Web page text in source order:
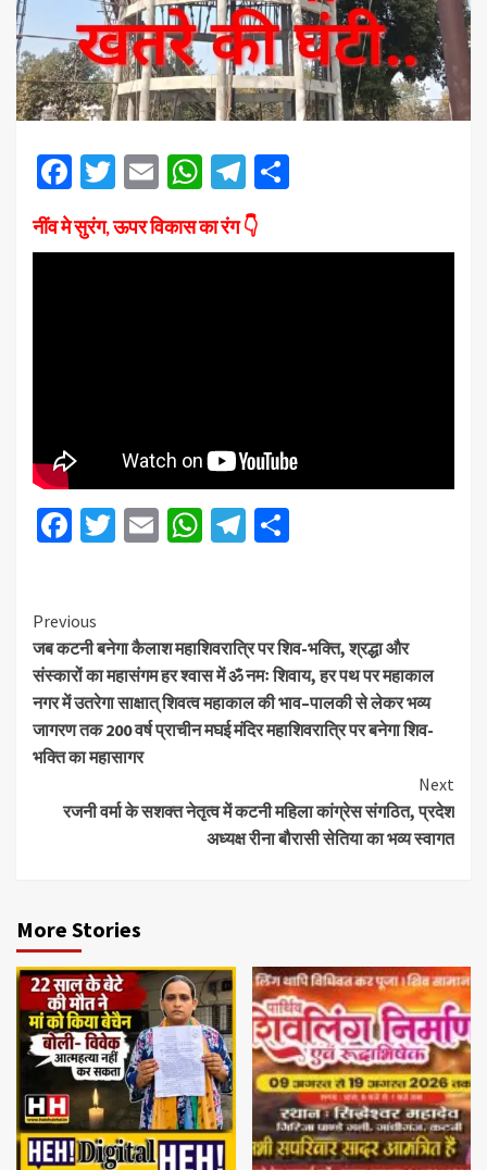
Facebook
Twitter
EmailWhatsApp
Telegram
नींव मे सुरंग, ऊपर विकास का रंग 👇
Facebook
Twitter
EmailWhatsApp
Telegram
Previous
जब कटनी बनेगा कैलाश महाशिवरात्रि पर शिव-भक्ति, श्रद्धा और
संस्कारों का महासंगम हर श्वास में ॐ नमः शिवाय, हर पथ पर महाकाल
नगर में उतरेगा साक्षात् शिवत्व महाकाल की भाव–पालकी से लेकर भव्य
जागरण तक 200 वर्ष प्राचीन मघई मंदिर महाशिवरात्रि पर बनेगा शिव-
भक्ति का महासागर
Next
रजनी वर्मा के सशक्त नेतृत्व में कटनी महिला कांग्रेस संगठित, प्रदेश
अध्यक्ष रीना बौरासी सेतिया का भव्य स्वागत
More Stories